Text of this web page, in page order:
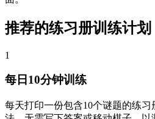
推荐的练习册训练计划
1
每日10分钟训练
每天打印一份包含10个谜题的练